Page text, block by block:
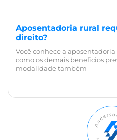
Aposentadoria rural
direito?
Você conhece a
como os demais benefícios
modalidade também